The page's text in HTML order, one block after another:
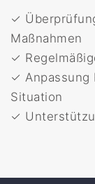
✓
Maßnahmen
✓
✓ Anpassung
Situation
✓